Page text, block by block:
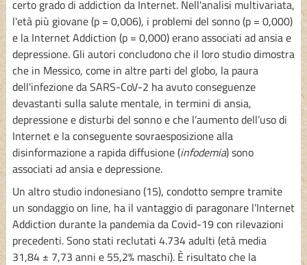
certo grado di addiction da Internet. Nell'analisi multivariata,
l'età più giovane (p = 0,006), i problemi del sonno (p = 0,000)
e la Internet Addiction (p = 0,000) erano associati ad ansia e
depressione. Gli autori concludono che il loro studio dimostra
che in Messico, come in altre parti del globo, la paura
dell'infezione da SARS-CoV-2 ha avuto conseguenze
devastanti sulla salute mentale, in termini di ansia,
depressione e disturbi del sonno e che l’aumento dell’uso di
Internet e la conseguente sovraesposizione alla
disinformazione a rapida diffusione (infodemia) sono
associati ad ansia e depressione.
Un altro studio indonesiano (15), condotto sempre tramite
un sondaggio on line, ha il vantaggio di paragonare l’Internet
Addiction durante la pandemia da Covid-19 con rilevazioni
precedenti. Sono stati reclutati 4.734 adulti (età media
31,84 ± 7,73 anni e 55,2% maschi). È risultato che la